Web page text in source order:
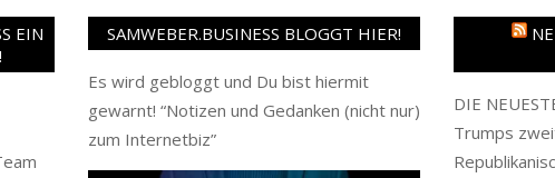
EIN
SAMWEBER.BUSINESS BLOGGT HIER!
Es wird gebloggt und Du bist hiermit
gewarnt! “Notizen und Gedanken (nicht nur)
zum Internetbiz”
DIE
Trumps